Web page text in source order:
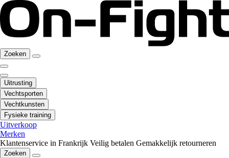
Zoeken
Uitrusting
Vechtsporten
Vechtkunsten
Fysieke training
Uitverkoop
Merken
Klantenservice in Frankrijk Veilig betalen Gemakkelijk retourneren
Zoeken